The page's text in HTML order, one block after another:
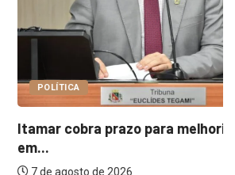
para melhorias estruturais